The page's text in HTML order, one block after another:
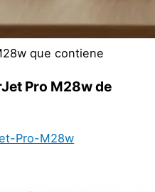
que contiene
Pro M28w de
Pro-M28w